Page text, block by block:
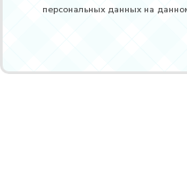
персональных данных на